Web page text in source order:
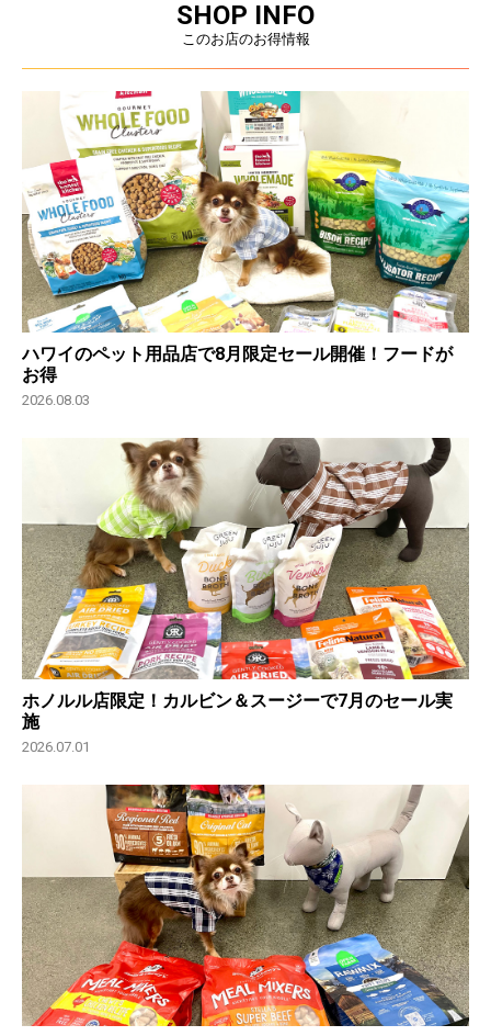
SHOP INFO
このお店のお得情報
ハワイのペット用品店で8月限定セール開催！フードが
お得
2026.08.03
ホノルル店限定！カルビン＆スージーで7月のセール実
施
2026.07.01